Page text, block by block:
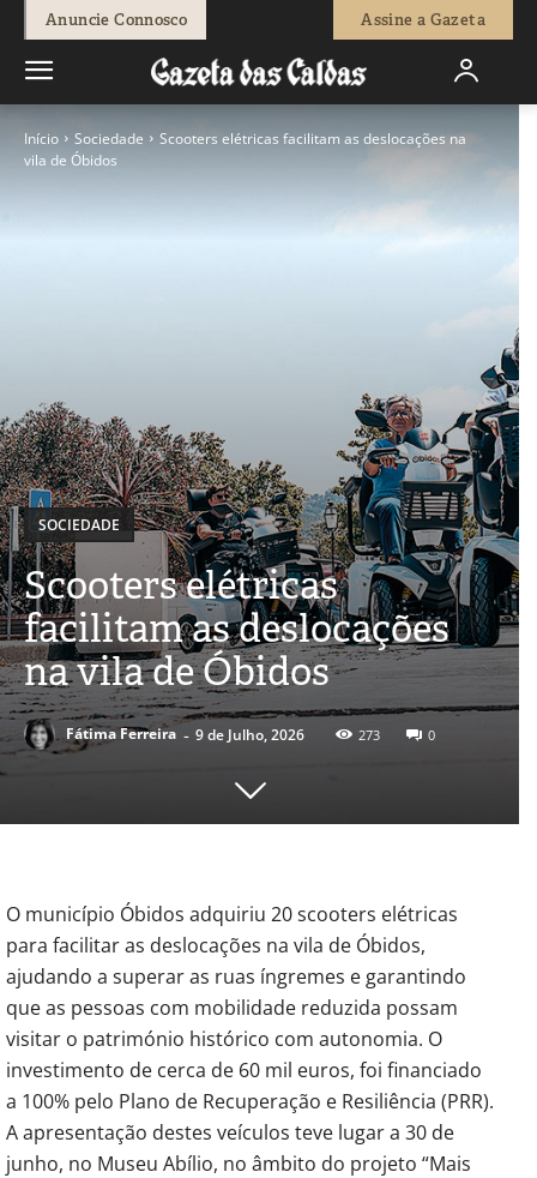
Anuncie Connosco Assine a Gazeta
Início Sociedade
Scooters elétricas facilitam as deslocações na
vila de Óbidos
SOCIEDADE
Scooters elétricas
facilitam as deslocações
na vila de Óbidos
Fátima Ferreira - 9 de Julho, 2026 273 0
O município Óbidos adquiriu 20 scooters elétricas
para facilitar as deslocações na vila de Óbidos,
ajudando a superar as ruas íngremes e garantindo
que as pessoas com mobilidade reduzida possam
visitar o património histórico com autonomia. O
investimento de cerca de 60 mil euros, foi financiado
a 100% pelo Plano de Recuperação e Resiliência (PRR).
A apresentação destes veículos teve lugar a 30 de
junho, no Museu Abílio, no âmbito do projeto “Mais